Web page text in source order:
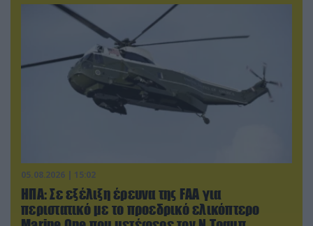
05.08.2026 | 15:02
ΗΠΑ: Σε εξέλιξη έρευνα της FAA για
περιστατικό με το προεδρικό ελικόπτερο